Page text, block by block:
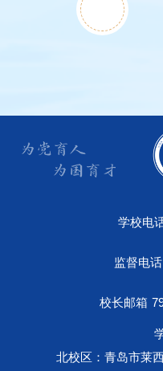
学校电
监督电话
校长邮箱
北校区：青岛市莱